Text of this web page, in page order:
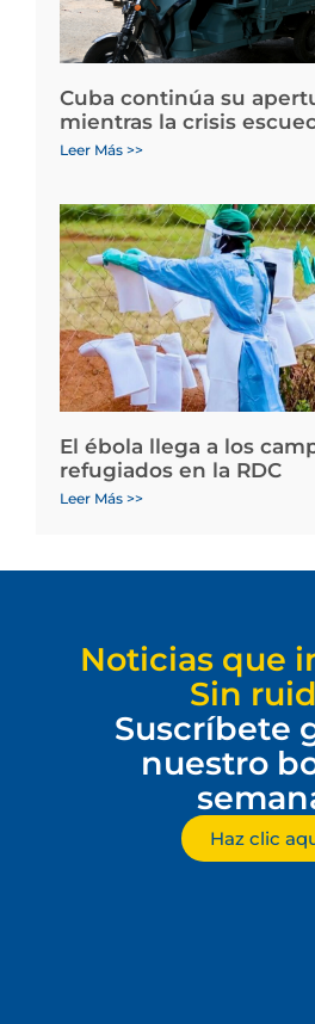
Cuba continúa su
mientras la crisis
Leer Más >>
El ébola llega a los
refugiados en la RDC
Leer Más >>
Noticias que
Sin
Suscríbete
nuestro
Haz clic